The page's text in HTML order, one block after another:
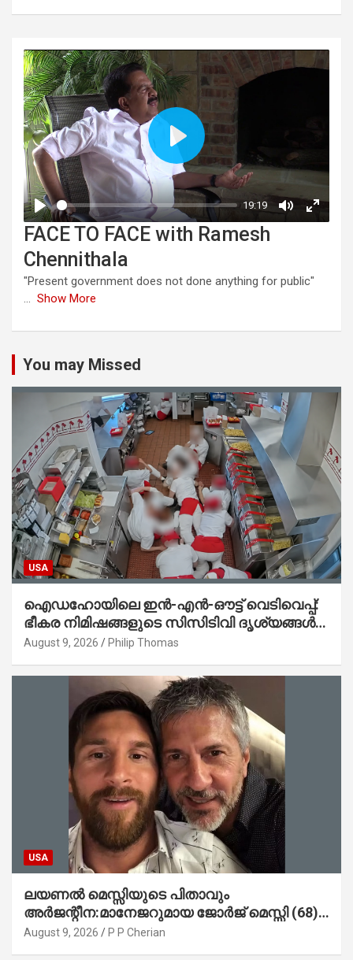
FACE TO FACE with Ramesh
Chennithala
"Present government does not done anything for public"
... Show More
You may Missed
USA
ഐഡഹോയിലെ ഇൻ-എൻ-ഔട്ട് വെടിവെപ്പ്:
ഭീകര നിമിഷങ്ങളുടെ സിസിടിവി ദൃശ്യങ്ങൾ
പുറത്ത്; ആക്രമണത്തിന് പിന്നിലെ കാരണം
August 9, 2026 Philip Thomas
USA
ലയണൽ മെസ്സിയുടെ പിതാവും
അർജന്റീന:മാനേജറുമായ ജോർജ് മെസ്സി (68)
അന്തരിച്ചു
August 9, 2026 P P Cherian